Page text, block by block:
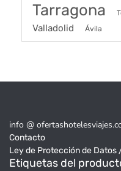
Tarragona
Valladolid Ávila
info @
Contacto
Ley de Protección de Datos
Etiquetas del